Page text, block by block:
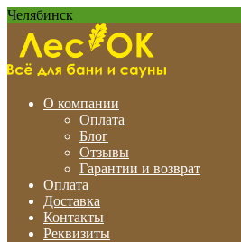
Перейти
содержанию
Челябинск
О компании
Оплата
Блог
Отзывы
Гарантии и возврат
Оплата
Доставка
Контакты
Реквизиты